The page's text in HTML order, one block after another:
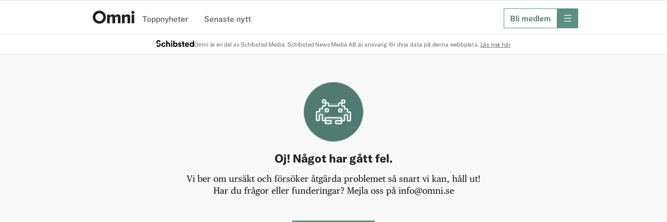
Toppnyheter Senaste nytt Bli medlem meny
Omni är en del av Schibsted Media. Schibsted News Media AB är ansvarig för dina data på denna webbplats. Läs mer här
Oj! Något har gått fel.
Vi ber om ursäkt och försöker åtgärda problemet så snart vi kan, håll ut!
Har du frågor eller funderingar? Mejla oss på info@omni.se